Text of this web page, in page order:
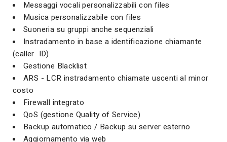
Messaggi vocali personalizzabili con files
Musica personalizzabile con files
Suoneria su gruppi anche sequenziali
Instradamento in base a identificazione chiamante
(caller ID)
Gestione Blacklist
ARS - LCR instradamento chiamate uscenti al minor
costo
Firewall integrato
QoS (gestione Quality of Service)
Backup automatico / Backup su server esterno
Aggiornamento via web